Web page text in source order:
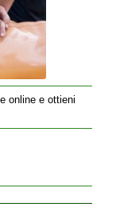
online e ottieni